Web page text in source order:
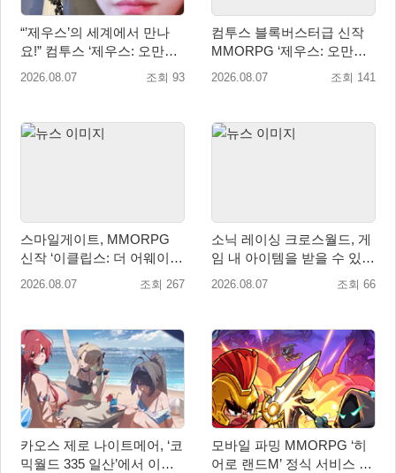
“’제우스’의 세계에서 만나
요!” 컴투스 ‘제우스: 오만의
신’ 쇼케이스 찾은 배우 박지
2026.08.07 조회 93
컴투스 블록버스터급 신작
MMORPG ‘제우스: 오만의
신’, 8월 26일 출시!
2026.08.07 조회 141
스마일게이트, MMORPG
신작 ‘이클립스: 더 어웨이크
닝’ 9월 10일 론칭!
2026.08.07 조회 267
소닉 레이싱 크로스월드, 게
임 내 아이템을 받을 수 있는
‘레전드 대회 라운드 7’ 개최!
2026.08.07 조회 66
카오스 제로 나이트메어, ‘코
믹월드 335 일산’에서 이용
모바일 파밍 MMORPG ‘히
어로 랜드M’ 정식 서비스 돌